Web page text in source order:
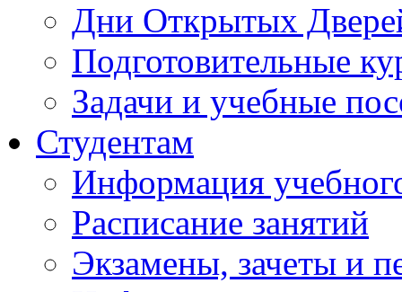
Дни Открытых
Подготовительные
Задачи и учебные
Студентам
Информация
Расписание занятий
Экзамены, зачеты и